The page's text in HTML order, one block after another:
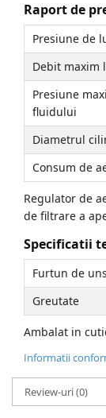
Raport de
Presiune de
Debit maxim
Presiune
fluidului
Diametrul
Consum de
Regulator de
de filtrare a
Specificatii
Furtun de
Greutate
Ambalat in
Informatii
Review-uri(0)